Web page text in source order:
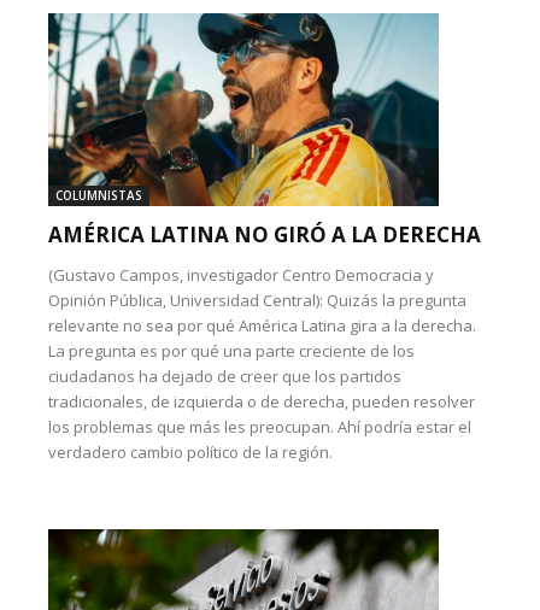
COLUMNISTAS
AMÉRICA LATINA NO GIRÓ A LA DERECHA
(Gustavo Campos, investigador Centro Democracia y
Opinión Pública, Universidad Central): Quizás la pregunta
relevante no sea por qué América Latina gira a la derecha.
La pregunta es por qué una parte creciente de los
ciudadanos ha dejado de creer que los partidos
tradicionales, de izquierda o de derecha, pueden resolver
los problemas que más les preocupan. Ahí podría estar el
verdadero cambio político de la región.